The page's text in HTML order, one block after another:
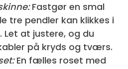
Fastgør en smal
tre pendler kan klikkes i
at justere, og du
på kryds og tværs.
En fælles roset med